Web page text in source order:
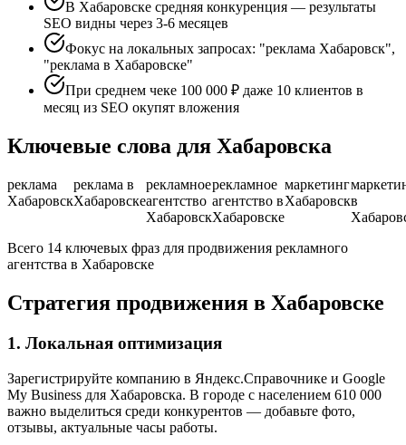
В Хабаровске средняя конкуренция — результаты
SEO видны через 3-6 месяцев
Фокус на локальных запросах: "реклама Хабаровск",
"реклама в Хабаровске"
При среднем чеке 100 000 ₽ даже 10 клиентов в
месяц из SEO окупят вложения
Ключевые слова для Хабаровска
реклама
Хабаровск
реклама в
Хабаровске
рекламное
агентство
Хабаровск
рекламное
агентство в
Хабаровске
маркетинг
Хабаровскв
Всего 14 ключевых фраз для продвижения рекламного
агентства в Хабаровске
Стратегия продвижения в Хабаровске
1. Локальная оптимизация
Зарегистрируйте компанию в Яндекс.Справочнике и Google
My Business для Хабаровска. В городе с населением 610 000
важно выделиться среди конкурентов — добавьте фото,
отзывы, актуальные часы работы.